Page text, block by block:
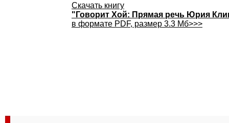
Скачать книгу
"Говорит Хой: Прямая речь Юрия
в формате PDF, размер 3.3 Мб>>>